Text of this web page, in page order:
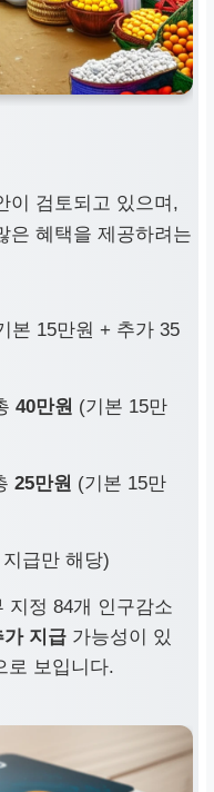
이 검토되고 있으며,
은 혜택을 제공하려는
본 15만원 + 추가 35
40만원 (기본 15만
25만원 (기본 15만
급만 해당)
지정 84개 인구감소
가 지급 가능성이 있
로 보입니다.